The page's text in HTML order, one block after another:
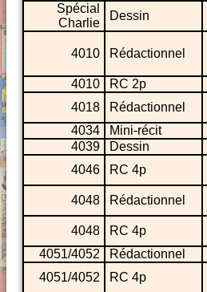
Spécial
Charlie
Dessin
4010 Rédactionnel
4010 RC 2p
4018
Rédactionnel
4034
Mini-récit
4039
Dessin
4046
RC 4p
4048 Rédactionnel
4048 RC 4p
4051/4052
Rédactionnel
4051/4052
RC 4p